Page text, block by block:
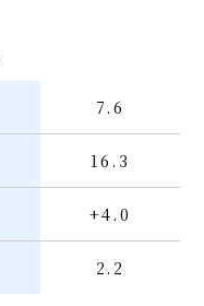
7.6
16.3
+4.0
2.2